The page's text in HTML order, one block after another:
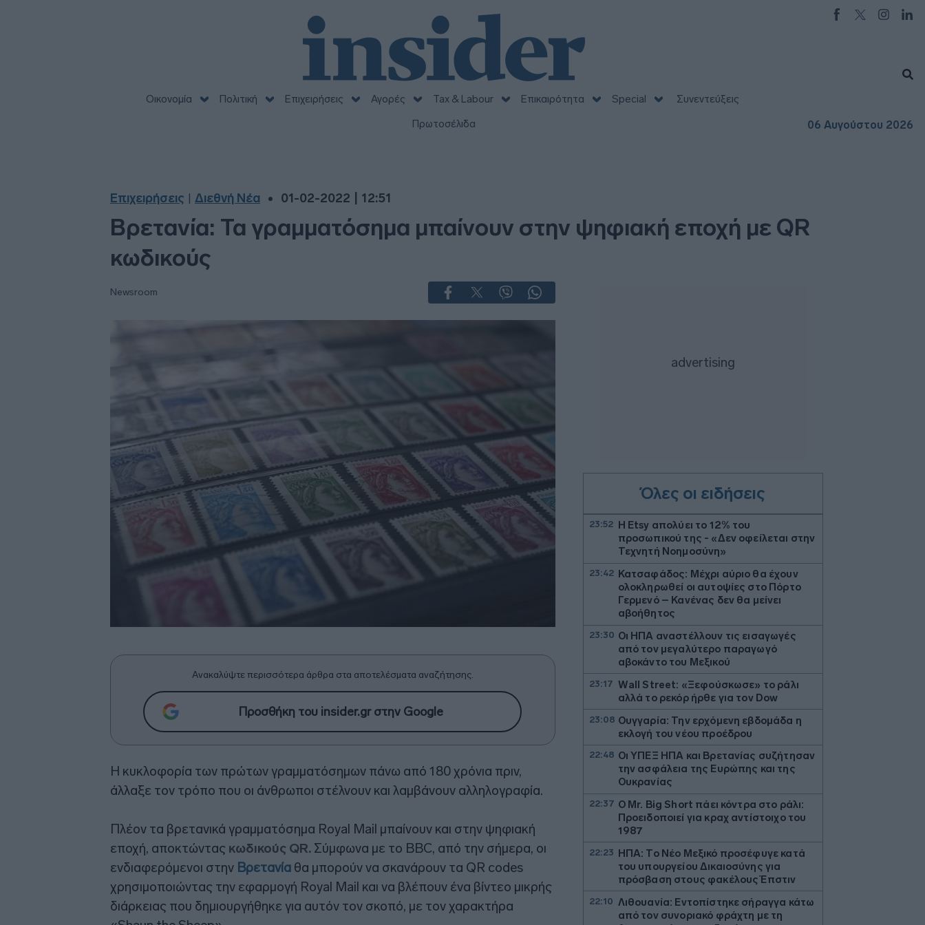
Οικονομία Πολιτική Επιχειρήσεις Αγορές Tax & Labour Επικαιρότητα Special
Συνεντεύξεις
Πρωτοσέλιδα
06 Αυγούστου 2026
Επιχειρήσεις Διεθνή Νέα 01-02-2022 | 12:51
Βρετανία: Τα γραμματόσημα μπαίνουν στην ψηφιακή εποχή με QR
κωδικούς
Newsroom
Ανακαλύψτε περισσότερα άρθρα στα αποτελέσματα αναζήτησης.
Προσθήκη του insider.gr στην Google
Η κυκλοφορία των πρώτων γραμματόσημων πάνω από 180 χρόνια πριν,
άλλαξε τον τρόπο που οι άνθρωποι στέλνουν και λαμβάνουν αλληλογραφία.
Πλέον τα βρετανικά γραμματόσημα Royal Mail μπαίνουν και στην ψηφιακή
εποχή, αποκτώντας κωδικούς QR. Σύμφωνα με το BBC, από την σήμερα, οι
ενδιαφερόμενοι στην Βρετανία θα μπορούν να σκανάρουν τα QR codes
χρησιμοποιώντας την εφαρμογή Royal Mail και να βλέπουν ένα βίντεο μικρής
διάρκειας που δημιουργήθηκε για αυτόν τον σκοπό, με τον χαρακτήρα
Όλες οι ειδήσεις
23:52
Η Etsy απολύει το 12% του
προσωπικού της - «Δεν οφείλεται στην
Τεχνητή Νοημοσύνη»
23:42 Κατσαφάδος: Μέχρι αύριο θα έχουν
ολοκληρωθεί οι αυτοψίες στο Πόρτο
Γερμενό – Κανένας δεν θα μείνει
αβοήθητος
23:30 Οι ΗΠΑ αναστέλλουν τις εισαγωγές
από τον μεγαλύτερο παραγωγό
αβοκάντο του Μεξικού
23:17 Wall Street: «Ξεφούσκωσε» το ράλι
αλλά το ρεκόρ ήρθε για τον Dow
23:08 Ουγγαρία: Την ερχόμενη εβδομάδα η
εκλογή του νέου προέδρου
22:48 Οι ΥΠΕΞ ΗΠΑ και Βρετανίας συζήτησαν
την ασφάλεια της Ευρώπης και της
Ουκρανίας
22:37 O Mr. Big Short πάει κόντρα στο ράλι:
Προειδοποιεί για κραχ αντίστοιχο του
1987
22:23 ΗΠΑ: Το Νέο Μεξικό προσέφυγε κατά
του υπουργείου Δικαιοσύνης για
πρόσβαση στους φακέλους Έπστιν
22:10 Λιθουανία: Εντοπίστηκε σήραγγα κάτω
από τον συνοριακό φράχτη με τη